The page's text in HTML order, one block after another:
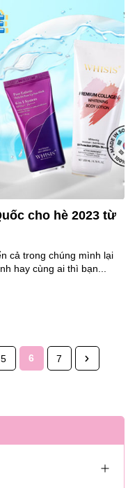
cho hè 2023 từ
cả trong chúng mình lại
hay cùng ai thì bạn...
5 6 7